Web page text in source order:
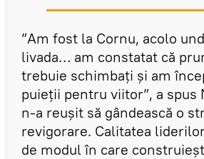
”Am fost la Cornu, acolo
livada… am constatat că
trebuie schimbați și am
puieții pentru viitor”, a spus
n-a reuşit să gândească o
revigorare. Calitatea
de modul în care